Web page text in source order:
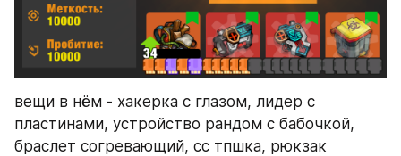
вещи в нём - хакерка с глазом, лидер с
пластинами, устройство рандом с бабочкой,
браслет согревающий, сс тпшка, рюкзак